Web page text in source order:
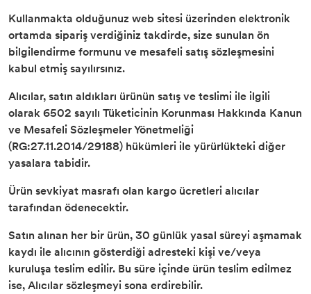
Kullanmakta olduğunuz web sitesi üzerinden elektronik
ortamda sipariş verdiğiniz takdirde, size sunulan ön
bilgilendirme formunu ve mesafeli satış sözleşmesini
kabul etmiş sayılırsınız.
Alıcılar, satın aldıkları ürünün satış ve teslimi ile ilgili
olarak 6502 sayılı Tüketicinin Korunması Hakkında Kanun
ve Mesafeli Sözleşmeler Yönetmeliği
(RG:27.11.2014/29188) hükümleri ile yürürlükteki diğer
yasalara tabidir.
Ürün sevkiyat masrafı olan kargo ücretleri alıcılar
tarafından ödenecektir.
Satın alınan her bir ürün, 30 günlük yasal süreyi aşmamak
kaydı ile alıcının gösterdiği adresteki kişi ve/veya
kuruluşa teslim edilir. Bu süre içinde ürün teslim edilmez
ise, Alıcılar sözleşmeyi sona erdirebilir.